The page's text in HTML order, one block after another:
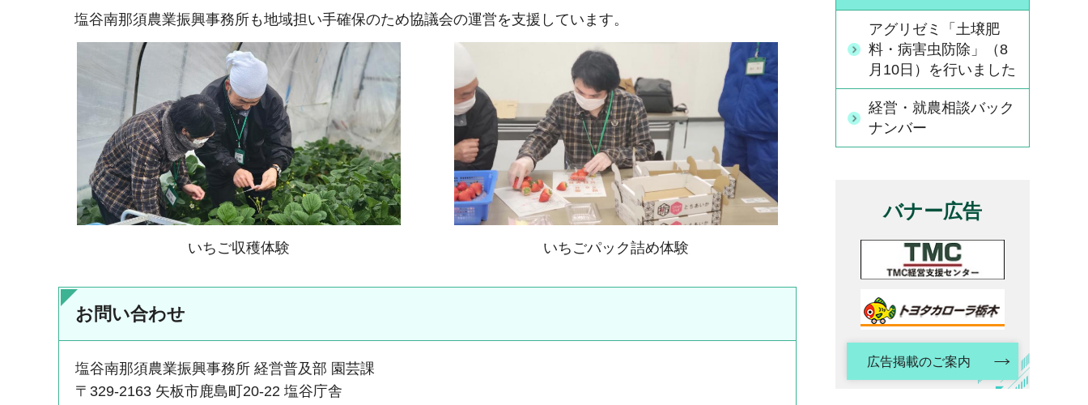
塩谷南那須農業振興事務所も地域担い手確保のため協議会の運営を支援しています。
いちご収穫体験 いちごパック詰め体験
お問い合わせ
塩谷南那須農業振興事務所 経営普及部 園芸課
〒329-2163 矢板市鹿島町20-22 塩谷庁舎
アグリゼミ「土壌肥
料・病害虫防除」（8
月10日）を行いました
経営・就農相談バック
ナンバー
バナー広告
広告掲載のご案内